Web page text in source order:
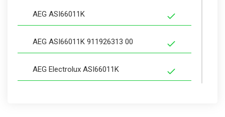
AEG ASI66011K
AEG ASI66011K 911926313 00
AEG Electrolux ASI66011K